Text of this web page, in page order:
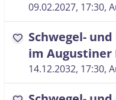
09.02.2027, 17:30,
favorite Schwegel-
im Augustiner
14.12.2032, 17:30,